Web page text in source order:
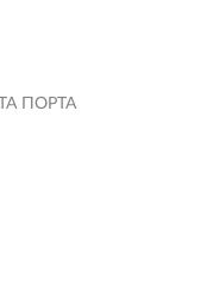
ΠΟΡΤΑ